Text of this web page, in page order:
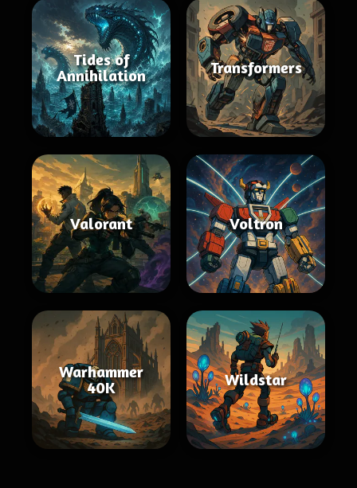
Tides of
Annihilation
Transformers
Valorant Voltron
Warhammer
40K
Wildstar